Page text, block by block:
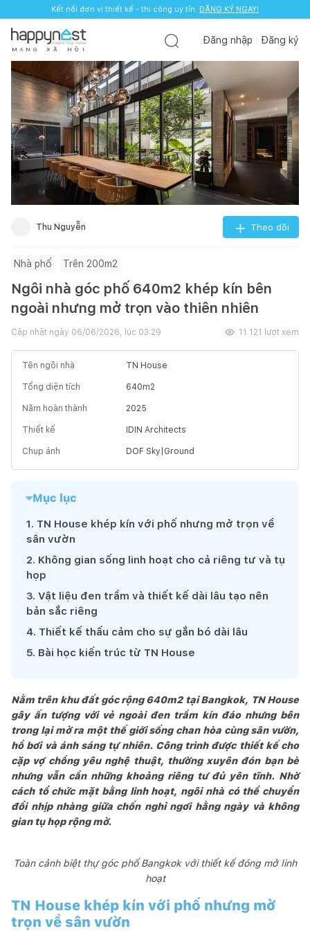
Kết nối đơn vị thiết kế - thi công uy tín. ĐĂNG KÝ NGAY!
M Ạ N G X Ã H Ộ I
Đăng nhập Đăng ký
Thu Nguyễn Theo dõi
Nhà phố Trên 200m2
Ngôi nhà góc phố 640m2 khép kín bên
ngoài nhưng mở trọn vào thiên nhiên
Cập nhật ngày 06/06/2026, lúc 03:29 11.121 lượt xem
Tên ngôi nhà TN House
Tổng diện tích 640m2
Năm hoàn thành 2025
Thiết kế IDIN Architects
Chụp ảnh DOF Sky|Ground
Mục lục
1. TN House khép kín với phố nhưng mở trọn về
sân vườn
2. Không gian sống linh hoạt cho cả riêng tư và tụ
họp
3. Vật liệu đen trầm và thiết kế dài lâu tạo nên
bản sắc riêng
4. Thiết kế thấu cảm cho sự gắn bó dài lâu
5. Bài học kiến trúc từ TN House
Nằm trên khu đất góc rộng 640m2 tại Bangkok, TN House
gây ấn tượng với vẻ ngoài đen trầm kín đáo nhưng bên
trong lại mở ra một thế giới sống chan hòa cùng sân vườn,
hồ bơi và ánh sáng tự nhiên. Công trình được thiết kế cho
cặp vợ chồng yêu nghệ thuật, thường xuyên đón bạn bè
nhưng vẫn cần những khoảng riêng tư đủ yên tĩnh. Nhờ
cách tổ chức mặt bằng linh hoạt, ngôi nhà có thể chuyển
đổi nhịp nhàng giữa chốn nghỉ ngơi hằng ngày và không
gian tụ họp rộng mở.
Toàn cảnh biệt thự góc phố Bangkok với thiết kế đóng mở linh
hoạt
TN House khép kín với phố nhưng mở
trọn về sân vườn